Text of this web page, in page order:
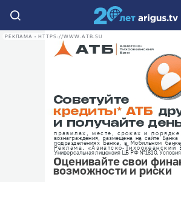
РЕКЛАМА • HTTPS://WWW.ATB.SU